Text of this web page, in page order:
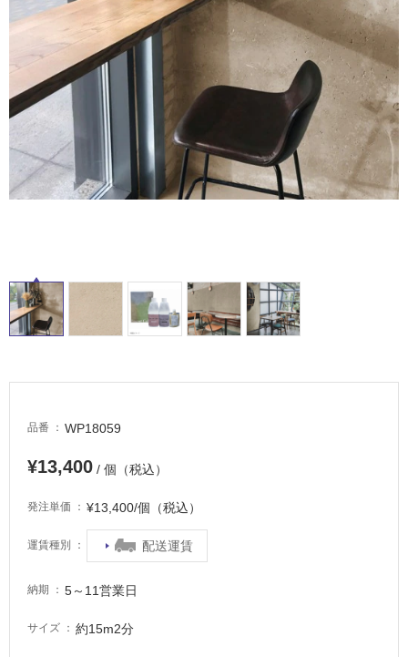
ロートアイアン 天然石・石材
メンテナンス・ 施工材 新商品
お役立ち情報 住まいのスタイリング
アイデア
ミラタップチャンネル
オンライン相談
品番 WP18059
¥13,400 / 個（税込）
発注単価 ¥13,400/個（税込）
運賃種別 配送運賃
納期 5～11営業日
サイズ 約15m2分
タ
屋
内
屋
床・
室
床・
車
常